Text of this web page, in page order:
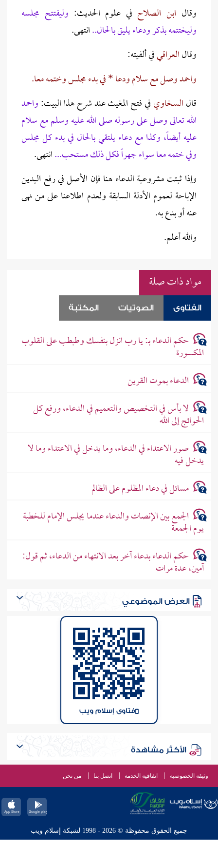
وقال ابن الصلاح في علوم الحديث: وليفتتح مجلسه
وليختتمه بذكر ودعاء يليق بالحال..انتهى.
وقالالعراقيفي ألفيته:
واحمد وصل مع سلام ودعا * في بدء مجلس وختمه معا.
قالالسخاويفي فتح المغيث عند شرح هذا البيت:واحمد
الله تعالى وصل على رسوله صلى الله عليه وسلم مع سلام
عليه أيضاً، وكذا مع دعاء يلتقي بالحال في بدء كل مجلس
وفي ختمه معا سواء جهراً فكل ذلك مستحب...انتهى.
وإذا ثبتت مشروعية الدعاء هنا فإن الأصل في رفع اليدين
الإباحة لعموم الأدلة السابقة ولعدم اطلاعنا على من نهى
عنه أو بدع به.
والله أعلم.
مواد ذات صلة
الفتاوى الصوتيات المكتبة
حكم الدعاء بـ: يا رب انزل بنفسك وطبطب على القلوب
المكسورة
الدعاء بموت القرين
لا بأس في التخصيص والتعميم في الدعاء، ورفع كل
الحوائج إلى الله
صور الاعتداء في الدعاء، وما يدخل في الاعتداء وما لا
يدخل فيه
مسائل في دعاء المظلوم على الظالم
الجمع بين الإنصات والدعاء عندما يجلس الإمام للخطبة
يوم الجمعة
حكم الدعاء بدعاء آخر بعد الانتهاء من الدعاء، ثم قول:
آمين، عدة مرات
العرض الموضوعي
فتاوى إسلام ويب
الأكثر مشاهدة
وثيقة الخصوصية اتفاقية الخدمة اتصل بنا من نحن
جميع الحقوق محفوظة © 2026 - 1998 لشبكة إسلام ويب